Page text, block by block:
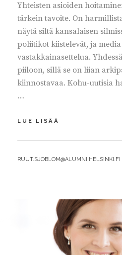
Yhteisten asioiden
tärkein tavoite. On
näytä siltä kansalaisen
poliitikot kiistelevät, ja
vastakkainasettelua.
piiloon, sillä se on liian
kiinnostavaa. Kohu-uutisia
…
LUE LISÄÄ
SAAMME
HYVÄÄ
BY
RUUT.SJOBLOM@ALUMNI.HELSINKI.FI